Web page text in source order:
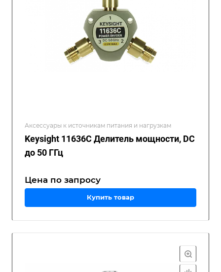
Аксессуары к источникам питания и нагрузкам
Keysight 11636C Делитель мощности, DC
до 50 ГГц
Цена по запросу
Купить товар